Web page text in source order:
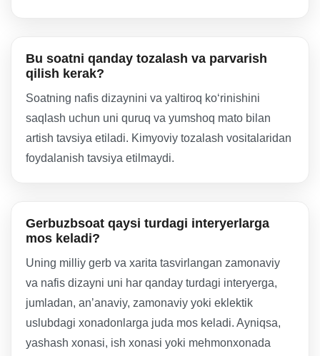
Bu soatni qanday tozalash va parvarish
qilish kerak?
Soatning nafis dizaynini va yaltiroq koʻrinishini
saqlash uchun uni quruq va yumshoq mato bilan
artish tavsiya etiladi. Kimyoviy tozalash vositalaridan
foydalanish tavsiya etilmaydi.
Gerbuzbsoat qaysi turdagi interyerlarga
mos keladi?
Uning milliy gerb va xarita tasvirlangan zamonaviy
va nafis dizayni uni har qanday turdagi interyerga,
jumladan, anʼanaviy, zamonaviy yoki eklektik
uslubdagi xonadonlarga juda mos keladi. Ayniqsa,
yashash xonasi, ish xonasi yoki mehmonxonada